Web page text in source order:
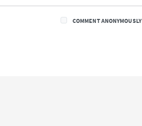
COMMENT ANONYMOUSLY